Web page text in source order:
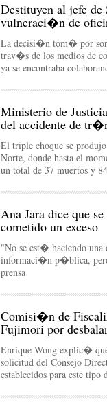
Destituyen al jefe de
vulneraci�n de
La decisi�n tom� por
trav�s de los medios de
ya se encontraba
Ministerio de
del accidente de
El triple choque se
Norte, donde hasta el
un total de 37 muertos y
Ana Jara dice que
cometido un exceso
"No se est� haciendo una
informaci�n p�blica, pero
prensa
Comisi�n de
Fujimori por
Enrique Wong explic�
solicitud del Consejo
establecidos para este tipo